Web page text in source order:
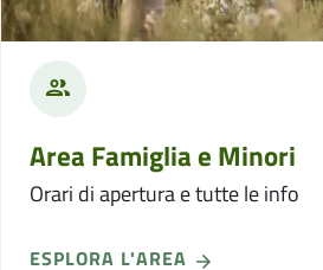
Area Famiglia e Minori
Orari di apertura e tutte le info
ESPLORA L'AREA